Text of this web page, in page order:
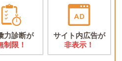
力診断が
制限！
サイト内広告が
非表示！